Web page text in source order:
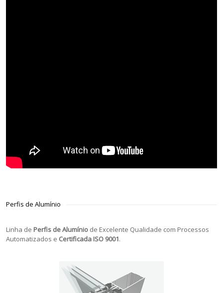
Perfis de Alumínio
Linha de Perfis de Alumínio de Excelente Qualidade com Processos
Automatizados e Certificada ISO 9001.